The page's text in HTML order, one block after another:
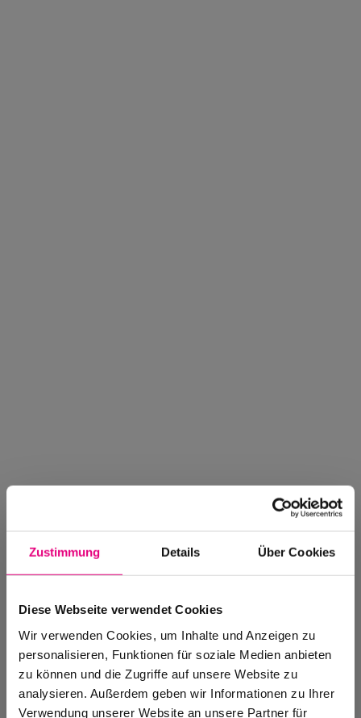
Zustimmung Details Über Cookies
Diese Webseite verwendet Cookies
Wir verwenden Cookies, um Inhalte und Anzeigen zu
personalisieren, Funktionen für soziale Medien anbieten
zu können und die Zugriffe auf unsere Website zu
analysieren. Außerdem geben wir Informationen zu Ihrer
Verwendung unserer Website an unsere Partner für
Enjoy Jazz Magazin